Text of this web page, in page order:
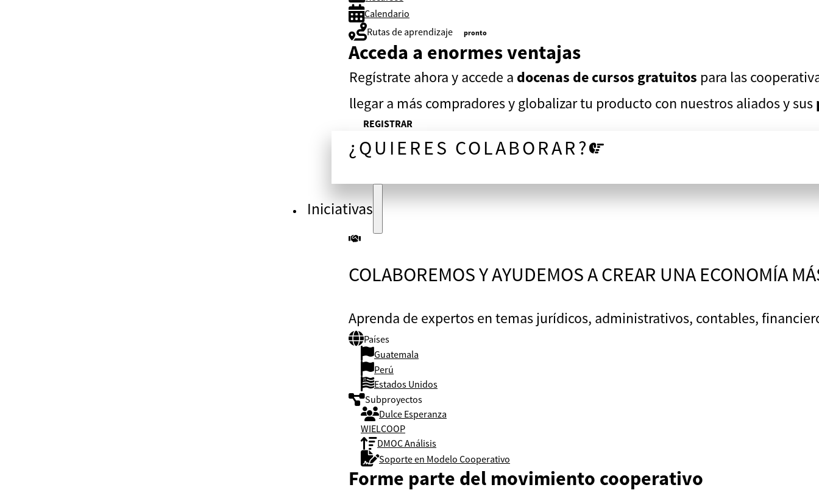
Calendario
Rutas de aprendizaje
pronto
Acceda a enormes ventajas
Regístrate ahora y accede a docenas de cursos gratuitos para las
llegar a más compradores y globalizar tu producto con nuestros aliados y sus
REGISTRAR
¿QUIERES COLABORAR?
Iniciativas
COLABOREMOS Y AYUDEMOS A CREAR UNA ECONOMÍA
Aprenda de expertos en temas jurídicos, administrativos, contables,
Países
Guatemala
Perú
Estados Unidos
Subproyectos
Dulce Esperanza
WIELCOOP
DMOC Análisis
Soporte en Modelo Cooperativo
Forme parte del movimiento cooperativo